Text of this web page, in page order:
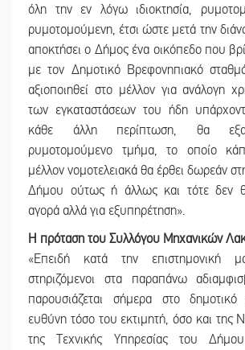
όλη την εν λόγω ιδιοκτησία,
ρυμοτομούμενη, έτσι ώστε μετά την
αποκτήσει ο Δήμος ένα οικόπεδο που
με τον Δημοτικό Βρεφονηπιακό
αξιοποιηθεί στο μέλλον για ανάλογη
των εγκαταστάσεων του ήδη
κάθε άλλη περίπτωση, θα
ρυμοτομούμενο τμήμα, το οποίο
μέλλον νομοτελειακά θα έρθει δωρεάν
Δήμου ούτως ή άλλως και τότε δεν
αγορά αλλά για εξυπηρέτηση».
Η πρόταση του Συλλόγου Μηχανικών
«Επειδή κατά την επιστημονική
στηριζόμενοι στα παραπάνω
παρουσιάζεται σήμερα στο
ευθύνη τόσο του εκτιμητή, όσο και της
της Τεχνικής Υπηρεσίας του